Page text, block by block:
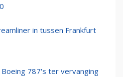
in tussen Frankfurt
787's ter vervanging